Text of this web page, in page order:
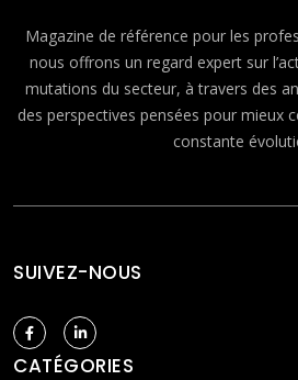
Magazine de référence pour les
nous offrons un regard expert sur
mutations du secteur, à travers des
des perspectives pensées pour mieux
constante
SUIVEZ-NOUS
CATÉGORIES